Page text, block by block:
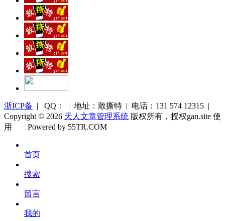
浙ICP备 | QQ： | 地址：敢撕特 | 电话：131 574 12315 |
Copyright © 2026 天人文章管理系统 版权所有，授权gan.site 使
用
库
Powered by 55TR.COM
首页
搜索
留言
我的